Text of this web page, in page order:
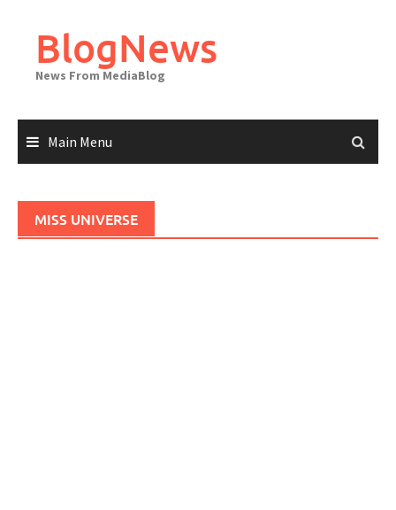
contentBlogNews
News From MediaBlog
Main Menu
MISS UNIVERSE